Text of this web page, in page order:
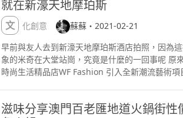
狀，再用黃金比例組合而成的乳豬件，實在是功夫
香葡萄酒朱古力慕斯 這個是主廚的家族食譜。朱
萄酒 一種葡萄牙甜酒 配新鮮覆盤子，榛子和香橙
配1小杯麝香葡萄酒。 雞蛋絲蛋糕 酒店的餅房一
迎，其中一款受歡迎的蛋糕就是雞蛋絲蛋糕，據
的葡萄牙人創造而成。原本是一款甜度很高的蛋
玩樂、美容、潮流、旅遊、演藝、文化、生活或購
主要成份為澳洲天然鱷魚油，其天然油脂中富含
amp; 9，除了可以補充皮膚的脂溶性，還可增強
性，而且容易被皮膚吸收。日本柚子Yuzu淡香味
壓作用。還有抗氧化和抗衰老作用，絕對是萬用
料乃品牌提供，文中個人感受只供讀者參考之用
或公司之言論及立場。如需協助或希望獲得更多
直接聯絡該品牌查詢或尋求相關專業意見。 FB專
httpswww.facebook.comgolden8skinhk 更多各地吃喝玩樂、美
容、潮流、旅遊、演藝、文化、生活或購物資訊
等，繼續以一文多發形式發放於中、港、澳三地多
據我們的餐單搭配了兩款茶飲，分別是台灣高山甜
觀音王，在適當的時候就會呈上，因為一杯茶的背
問，配合不同的茶，與食物搭配，可以有不同的感
醬，更有蘇蘇很喜歡的酥脆焦糖合桃。 餐單已經
的菜式，感覺十分優越。 點心來了，一人一份，
撻、韭黃雞絲春卷 在傳統的燒賣上加上了肉質鮮
個配搭和口感很讚。蟹肉撻外皮酥脆，裡面混和
毛蟹肉，十分鮮甜。 西洋菜花膠海鮮羹 當它呈上
喜，第一次吃到綠色的湯羹，用湯匙一撈，原來裡
多間餐廳跨店點菜的，很多人喜歡來這裡歡樂時光
蘇蘇跟友人吃了些什麼 蘇濠的環境十分寬敞，天
和，座位之間的距離與一般餐廳比較相對遠，就算
時光，所以我們先來喝一杯雞尾酒再吃晚餐，雞
和沒有酒精的。 白水果酒，還有雞尾酒
和T for Tapas 都是不錯的選擇，或者如果你想不
以叫酒保推薦啊 有雞尾酒又怎可以沒有小吃呢 酥
TAPAS 這個很好吃呢，外酥內嫩，再沾上點點沙
小小的一盤，不到三、五分鐘就被消滅掉了。 煎
就在新濠天地摩珀斯
文化創意
蘇蘇・2021-02-21
早前與友人去到新濠天地摩珀斯酒店拍照，因為
象的米奇在大堂站崗，究竟是什麼的一回事呢 原
時尚生活精品店WF Fashion 引入全新潮流藝術
店摩珀斯大堂，展出多款俱收藏價值的、以迪士尼
滋味分享澳門百老匯地道火鍋街性